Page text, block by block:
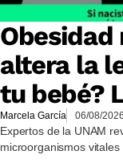
Obesidad
altera la
tu bebé?
Marcela García 06/08/2026
Expertos de la UNAM
microorganismos